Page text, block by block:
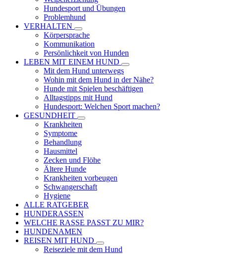
Hundesport und Übungen
Problemhund
VERHALTEN
Körpersprache
Kommunikation
Persönlichkeit von Hunden
LEBEN MIT EINEM HUND
Mit dem Hund unterwegs
Wohin mit dem Hund in der Nähe?
Hunde mit Spielen beschäftigen
Alltagstipps mit Hund
Hundesport: Welchen Sport machen?
GESUNDHEIT
Krankheiten
Symptome
Behandlung
Hausmittel
Zecken und Flöhe
Ältere Hunde
Krankheiten vorbeugen
Schwangerschaft
Hygiene
ALLE RATGEBER
HUNDERASSEN
WELCHE RASSE PASST ZU MIR?
HUNDENAMEN
REISEN MIT HUND
Reiseziele mit dem Hund